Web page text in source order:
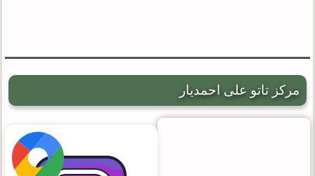
مرکز تاتو علی احمدیار